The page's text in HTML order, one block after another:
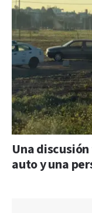
Una
auto y una